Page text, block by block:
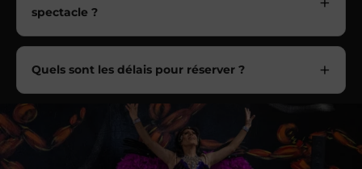
spectacle ?
Quels sont les délais pour réserver ?